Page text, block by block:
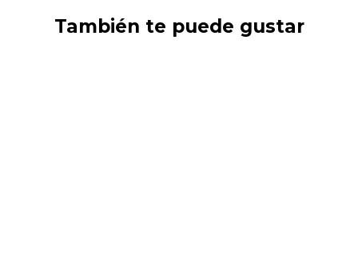
También te puede gustar